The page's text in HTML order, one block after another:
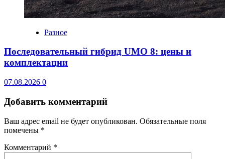
Разное
Последовательный гибрид UMO 8: цены и
комплектации
07.08.2026 0
Добавить комментарий
Ваш адрес email не будет опубликован. Обязательные поля
помечены *
Комментарий *